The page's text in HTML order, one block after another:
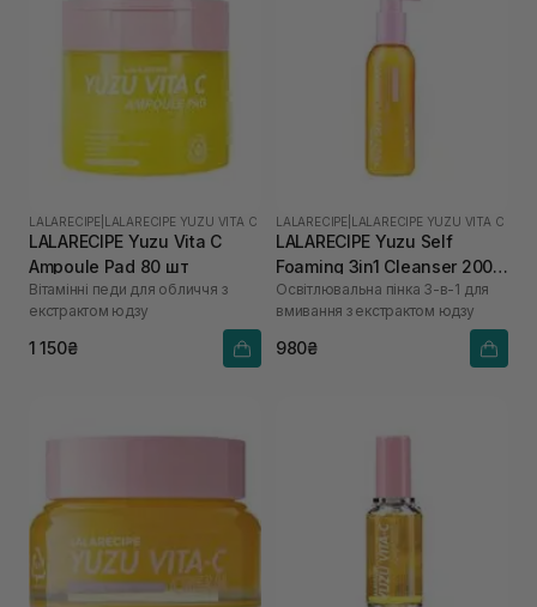
LALARECIPE LALARECIPE YUZU VITA C
LALARECIPE Yuzu Vita C
Ampoule Pad 80 шт
Вітамінні педи для обличчя з
екстрактом юдзу
1 150₴
LALARECIPE LALARECIPE YUZU VITA C
LALARECIPE Yuzu Self
Foaming 3in1 Cleanser 200
мл
Освітлювальна пінка 3-в-1 для
вмивання з екстрактом юдзу
980₴